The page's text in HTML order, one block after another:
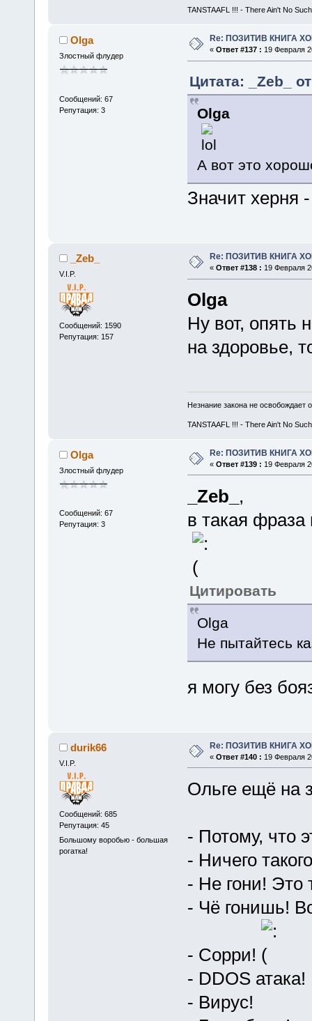
TANSTAAFL !!! - There Ain't No
Olga
Злостный флудер
Сообщений: 67
Репутация: 3
Re: ПОЗИТИВ КНИГА
« Ответ #137 : 19 Февраля
Цитата: _Zeb_
Olga
А вот это
Значит херня
_Zeb_
V.I.P.
Сообщений: 1590
Репутация: 157
Re: ПОЗИТИВ КНИГА
« Ответ #138 : 19 Февраля
Olga
Ну вот, опять
на здоровье,
Незнание закона не освобождает
TANSTAAFL !!! - There Ain't No
Olga
Злостный флудер
Сообщений: 67
Репутация: 3
Re: ПОЗИТИВ КНИГА
« Ответ #139 : 19 Февраля
_Zeb_ ,
в такая фраза
Цитировать
Olga
Не пытайтесь
я могу без
durik66
V.I.P.
Сообщений: 685
Репутация: 45
Большому воробью - большая
рогатка!
Re: ПОЗИТИВ КНИГА
« Ответ #140 : 19 Февраля
Ольге ещё на
- Потому, что
- Ничего
- Не гони! Это
- Чё гонишь!
- Сорри!
- DDOS атака!
- Вирус!